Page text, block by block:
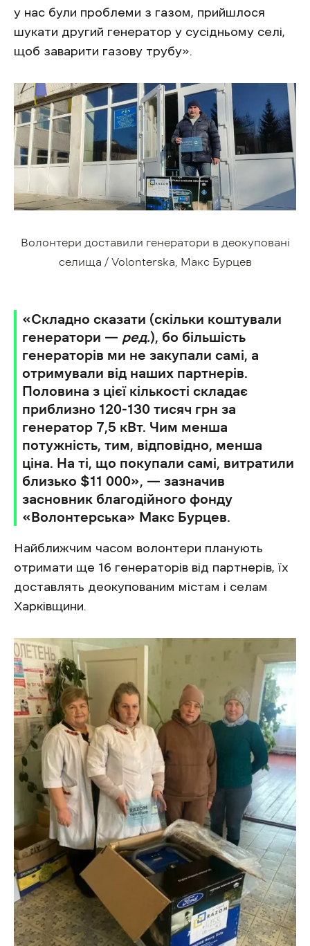
у нас були проблеми з газом, прийшлося
шукати другий генератор у сусідньому селі,
щоб заварити газову трубу».
Волонтери доставили генератори в деокуповані
селища / Volonterska, Макс Бурцев
«Складно сказати (скільки коштували
генератори — ред.), бо більшість
генераторів ми не закупали самі, а
отримували від наших партнерів.
Половина з цієї кількості складає
приблизно 120-130 тисяч грн за
генератор 7,5 кВт. Чим менша
потужність, тим, відповідно, менша
ціна. На ті, що покупали самі, витратили
близько $11 000», — зазначив
засновник благодійного фонду
«Волонтерська» Макс Бурцев.
Найближчим часом волонтери планують
отримати ще 16 генераторів від партнерів, їх
доставлять деокупованим містам і селам
Харківщини.